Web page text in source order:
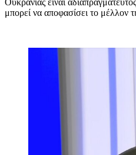
μπορεί να αποφασίσει το μέλλον